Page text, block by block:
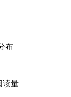
布
读量